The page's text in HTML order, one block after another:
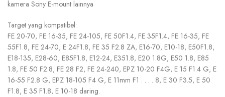
kamera Sony E-mount lainnya
Target yang kompatibel:
FE 20-70, FE 16-35, FE 24-105, FE 50F1.4, FE 35F1.4, FE 16-35, FE
55F1.8, FE 24-70, E 24F1.8, FE 35 F2.8 ZA, E16-70, E10-18, E50F1.8,
E18-135, E28-60, E85F1.8, E12-24, E351.8, E20 1.8G, E50 1.8, E85
1.8, FE 50 F2.8, FE 28 F2, FE 24-240, EPZ 10-20 F4G, E 15 F1.4 G, E
16-55 F2.8 G, EPZ 18-105 F4 G, E 11mm F1 . . . . 8, E 30 F3.5, E 50
F1.8, E 35 F1.8, E 10-18 daring.